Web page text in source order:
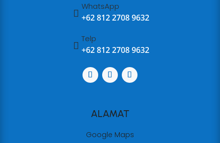

WhatsApp
+62 812 2708 9632

Telp
+62 812 2708 9632
ALAMAT
Google Maps